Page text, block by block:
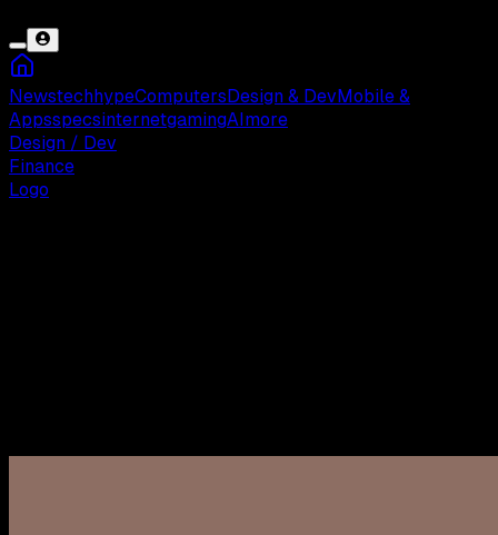
NewstechhypeComputers Design & Dev Mobile &
AppsspecsinternetgamingAI more
Design / Dev
Finance
Logo